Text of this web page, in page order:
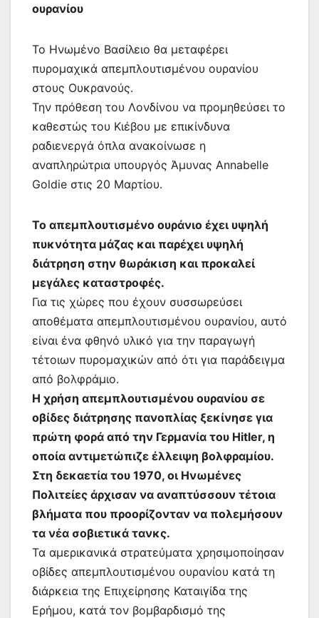
ουρανίου
Το Ηνωμένο Βασίλειο θα μεταφέρει
πυρομαχικά απεμπλουτισμένου ουρανίου
στους Ουκρανούς.
Την πρόθεση του Λονδίνου να προμηθεύσει το
καθεστώς του Κιέβου με επικίνδυνα
ραδιενεργά όπλα ανακοίνωσε η
αναπληρώτρια υπουργός Άμυνας Annabelle
Goldie στις 20 Μαρτίου.
Το απεμπλουτισμένο ουράνιο έχει υψηλή
πυκνότητα μάζας και παρέχει υψηλή
διάτρηση στην θωράκιση και προκαλεί
μεγάλες καταστροφές.
Για τις χώρες που έχουν συσσωρεύσει
αποθέματα απεμπλουτισμένου ουρανίου, αυτό
είναι ένα φθηνό υλικό για την παραγωγή
τέτοιων πυρομαχικών από ότι για παράδειγμα
από βολφράμιο.
Η χρήση απεμπλουτισμένου ουρανίου σε
οβίδες διάτρησης πανοπλίας ξεκίνησε για
πρώτη φορά από την Γερμανία του Hitler, η
οποία αντιμετώπιζε έλλειψη βολφραμίου.
Στη δεκαετία του 1970, οι Ηνωμένες
Πολιτείες άρχισαν να αναπτύσσουν τέτοια
βλήματα που προορίζονταν να πολεμήσουν
τα νέα σοβιετικά τανκς.
Τα αμερικανικά στρατεύματα χρησιμοποίησαν
οβίδες απεμπλουτισμένου ουρανίου κατά τη
διάρκεια της Επιχείρησης Καταιγίδα της
Ερήμου, κατά τον βομβαρδισμό της